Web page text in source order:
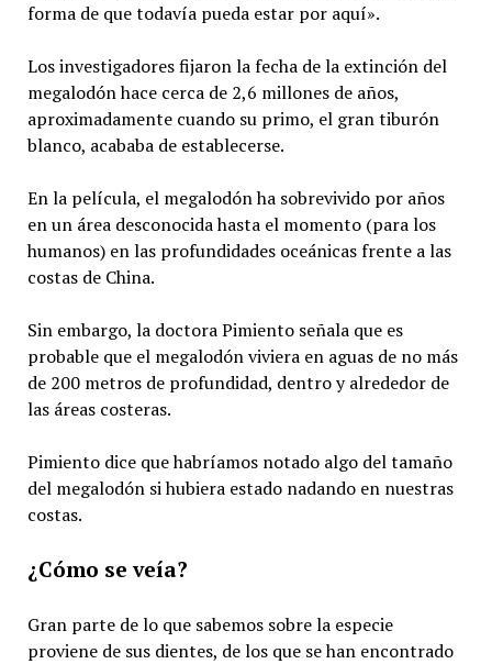
forma de que todavía pueda estar por aquí».
Los investigadores fijaron la fecha de la extinción del
megalodón hace cerca de 2,6 millones de años,
aproximadamente cuando su primo, el gran tiburón
blanco, acababa de establecerse.
En la película, el megalodón ha sobrevivido por años
en un área desconocida hasta el momento (para los
humanos) en las profundidades oceánicas frente a las
costas de China.
Sin embargo, la doctora Pimiento señala que es
probable que el megalodón viviera en aguas de no más
de 200 metros de profundidad, dentro y alrededor de
las áreas costeras.
Pimiento dice que habríamos notado algo del tamaño
del megalodón si hubiera estado nadando en nuestras
costas.
¿Cómo se veía?
Gran parte de lo que sabemos sobre la especie
proviene de sus dientes, de los que se han encontrado